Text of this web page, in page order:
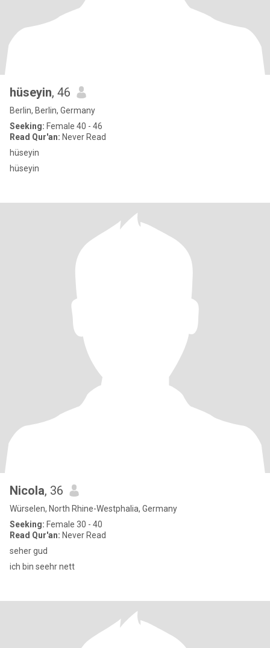
hüseyin, 46
Berlin, Berlin, Germany
Seeking: Female 40 - 46
Read Qur'an: Never Read
hüseyin
hüseyin
Nicola, 36
Würselen, North Rhine-Westphalia, Germany
Seeking: Female 30 - 40
Read Qur'an: Never Read
seher gud
ich bin seehr nett